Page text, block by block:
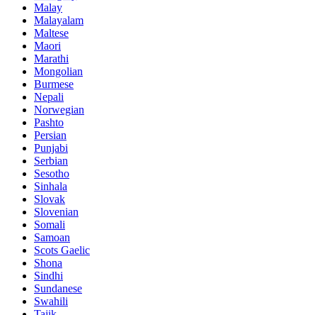
Malay
Malayalam
Maltese
Maori
Marathi
Mongolian
Burmese
Nepali
Norwegian
Pashto
Persian
Punjabi
Serbian
Sesotho
Sinhala
Slovak
Slovenian
Somali
Samoan
Scots Gaelic
Shona
Sindhi
Sundanese
Swahili